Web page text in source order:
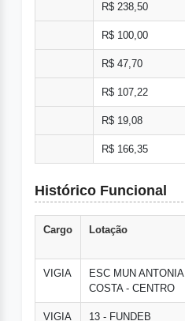
R$ 238,50
R$ 100,00
R$ 47,70
R$ 107,22
R$ 19,08
R$ 166,35
Histórico Funcional
Cargo Lotação
VIGIA
ESC MUN ANTONIA
COSTA - CENTRO
VIGIA 13 - FUNDEB